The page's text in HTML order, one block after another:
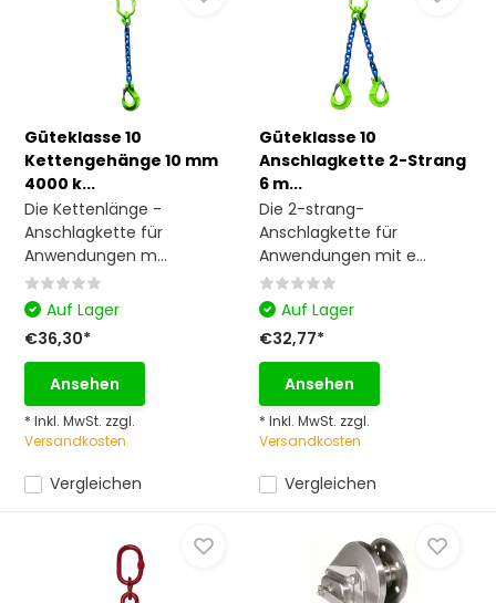
Güteklasse 10
Kettengehänge 10 mm
4000 k...
Die Kettenlänge -
Anschlagkette für
Anwendungen m...
Vergleichen
Auf Lager
€36,30*
Ansehen
* Inkl. MwSt. zzgl.
Versandkosten
Güteklasse 10
Anschlagkette 2-Strang
6 m...
Die 2-strang-
Anschlagkette für
Anwendungen mit e...
Vergleichen
Auf Lager
€32,77*
Ansehen
* Inkl. MwSt. zzgl.
Versandkosten